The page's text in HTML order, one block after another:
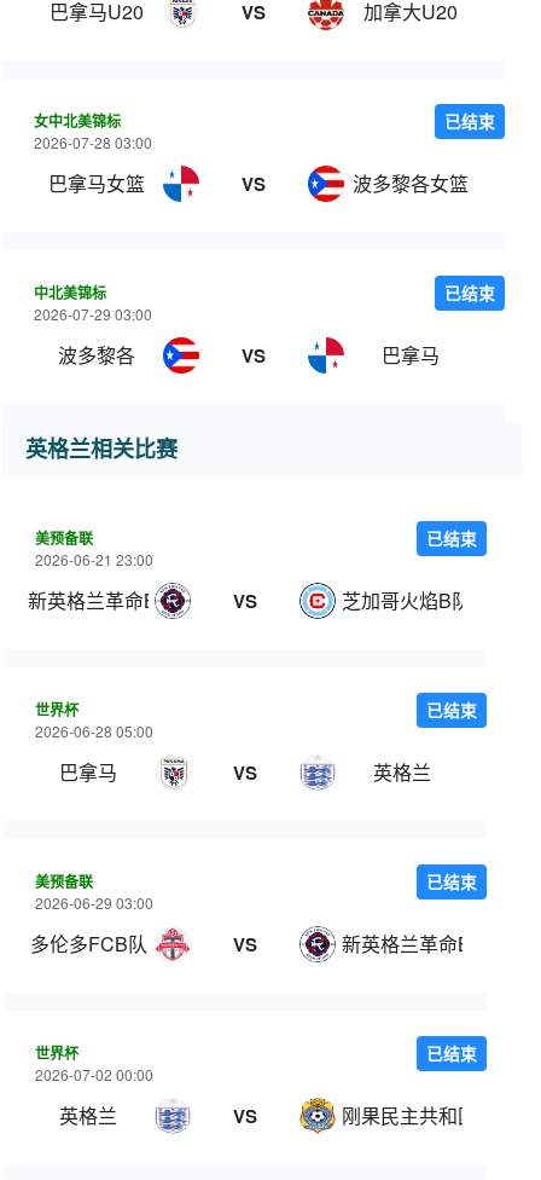
巴拿马U20 VS 加拿大U20
女中北美锦标
2026-07-28 03:00
巴拿马女篮 VS 波多黎各女篮
已结束
中北美锦标
2026-07-29 03:00
波多黎各 VS 巴拿马
已结束
英格兰相关比赛
美预备联
2026-06-21 23:00
新英格兰革命B队 VS 芝加哥火焰B队
已结束
世界杯
2026-06-28 05:00
巴拿马 VS 英格兰
已结束
美预备联
2026-06-29 03:00
多伦多FCB队 VS 新英格兰革命B队
已结束
世界杯
2026-07-02 00:00
英格兰 VS 刚果民主共和国
已结束